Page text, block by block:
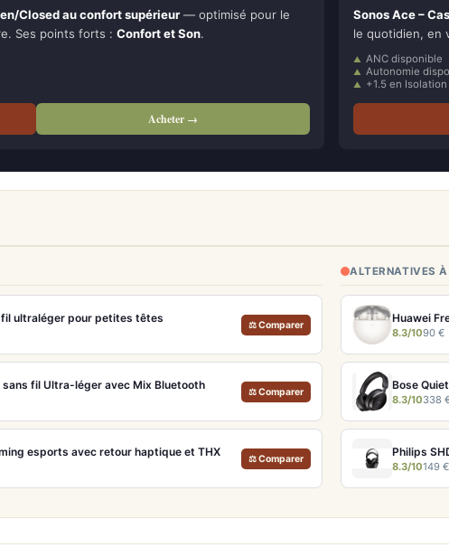
Closed au confort supérieur— optimisé pour le
Ses points forts : Confort et Son.
Acheter →
Sonos Ace –
le quotidien, en
ANC disponible
Autonomie
+1.5 en Isolation
ultraléger pour petites têtes
⚖ Comparer
sans fil Ultra-léger avec Mix Bluetooth
⚖ Comparer
esports avec retour haptique et THX
⚖ Comparer
ALTERNATIVES
Huawei
8.3/1090 €
8.3/10338
Philips
8.3/10149 €